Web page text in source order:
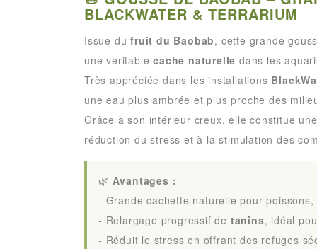
BLACKWATER & TERRARIUM
Issue dufruit du Baobab, cette grande
une véritablecache naturelle dans les
Très appréciée dans les installations
une eau plus ambrée et plus proche des
Grâce à son intérieur creux, elle constitue
réduction du stress et à la stimulation des
🌿 Avantages :
- Grande cachette naturelle pour
- Relargage progressif de tanins, idéal
- Réduit le stress en offrant des refuges